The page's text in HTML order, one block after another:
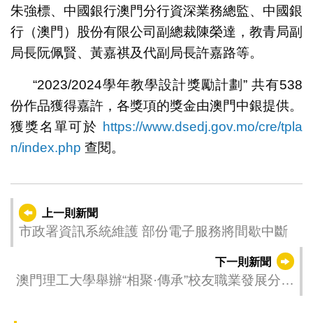
朱強標、中國銀行澳門分行資深業務總監、中國銀
行（澳門）股份有限公司副總裁陳榮達，教青局副
局長阮佩賢、黃嘉祺及代副局長許嘉路等。
“2023/2024學年教學設計獎勵計劃” 共有538
份作品獲得嘉許，各獎項的獎金由澳門中銀提供。
獲獎名單可於 https://www.dsedj.gov.mo/cre/tpla
n/index.php 查閱。
上一則新聞
市政署資訊系統維護 部份電子服務將間歇中斷
下一則新聞
澳門理工大學舉辦“相聚·傳承”校友職業發展分享